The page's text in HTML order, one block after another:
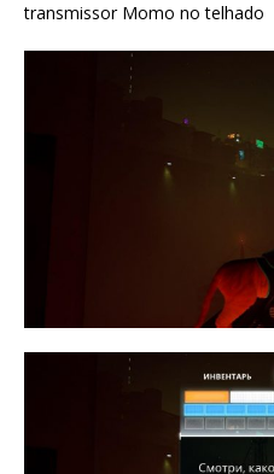
transmissor Momo no telhado